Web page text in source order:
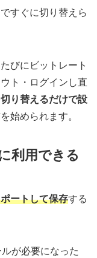
すぐに切り替えら
びにビットレート
ト・ログインし直
り替えるだけで設
始められます。
利用できる
ートして保存する
が必要になった